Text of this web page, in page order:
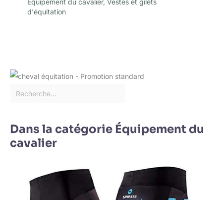
Équipement du cavalier, Vestes et gilets
d'équitation
Dans la catégorie Équipement du
cavalier